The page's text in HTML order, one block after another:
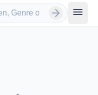
arrow_forward menu